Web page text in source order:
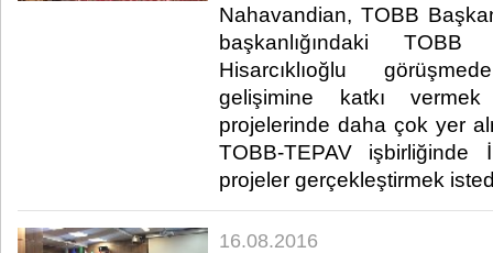
Nahavandian, TOBB
başkanlığındaki
Hisarcıklıoğlu
gelişimine katkı
projelerinde daha çok yer
TOBB-TEPAV işbirliğinde
projeler gerçekleştirmek
16.08.2016